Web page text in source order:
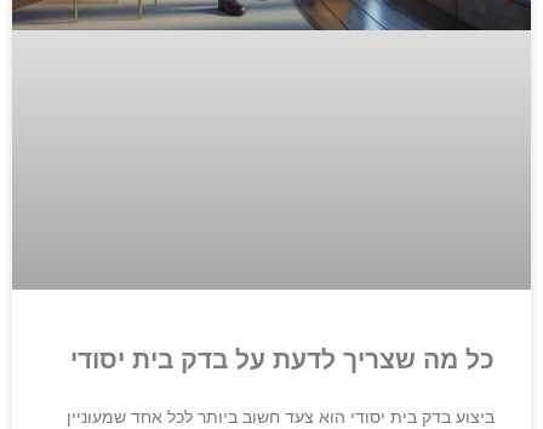
כל מה שצריך לדעת על בדק בית יסודי
ביצוע בדק בית יסודי הוא צעד חשוב ביותר לכל אחד שמעוניין